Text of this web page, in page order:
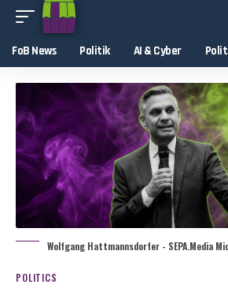
FoB News Politik AI & Cyber
Wolfgang Hattmannsdorfer - SEPA.Media
POLITICS